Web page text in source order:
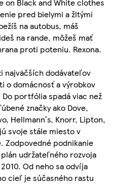
pred bielymi a žltými
na autobus, máš
na rande, môžeš mať
proti poteniu. Rexona.
najväčších dodávateľov
o domácnosť a výrobkov
portfólia spadá viac než
značky ako Dove,
Hellmann´s, Knorr, Lipton,
svoje stále miesto v
Zodpovedné podnikanie
udržateľného rozvoja
Od neho sa odvíja
cieľ je súčasného rastu